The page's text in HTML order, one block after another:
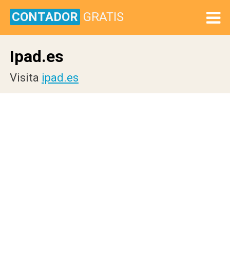
CONTADOR GRATIS
Ipad.es
Visita ipad.es